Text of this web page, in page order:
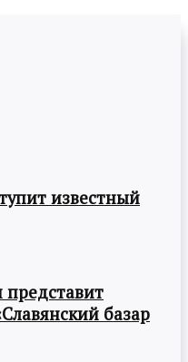
известный
базар